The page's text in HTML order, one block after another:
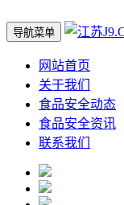
导航菜单
网站首页
关于我们
食品安全动态
食品安全资讯
联系我们